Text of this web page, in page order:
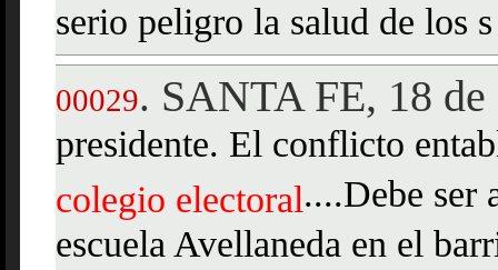
serio peligro la salud de los s
00029. SANTA FE, 18
presidente. El conflicto
colegio electoral....Debe ser
escuela Avellaneda en el